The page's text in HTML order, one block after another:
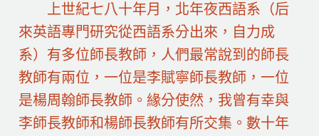
上世紀七八十年月，北年夜西語系（后
來英語專門研究從西語系分出來，自力成
系）有多位師長教師，人們最常說到的師長
教師有兩位，一位是李賦寧師長教師，一位
是楊周翰師長教師。緣分使然，我曾有幸與
李師長教師和楊師長教師有所交集。數十年